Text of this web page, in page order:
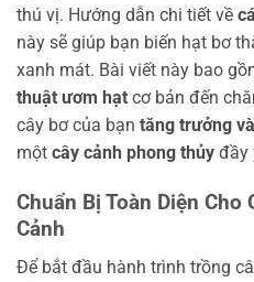
thú vị. Hướng dẫn chi tiết về
này sẽ giúp bạn biến hạt bơ
xanh mát. Bài viết này bao
thuật ươm hạt cơ bản đến
cây bơ của bạn tăng trưởng
một cây cảnh phong thủy đầy
Chuẩn Bị Toàn Diện
Cảnh
Để bắt đầu hành trình trồng